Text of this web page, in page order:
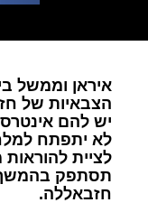
איראן וממשל
הצבאיות של
יש להם
לא יתפתח
לציית להוראות
תסתפק בהמשך
חזבאללה.